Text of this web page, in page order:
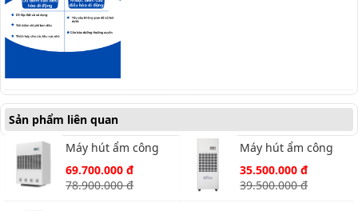
Sản phẩm liên quan
Máy hút ẩm công
nghiệp Airko DP-20S
công suất 480
lít/ngày
69.700.000 đ
78.900.000 đ
Máy hút ẩm công
nghiệp Airko DP-10S
công suất 240
lít/ngày
35.500.000 đ
39.500.000 đ